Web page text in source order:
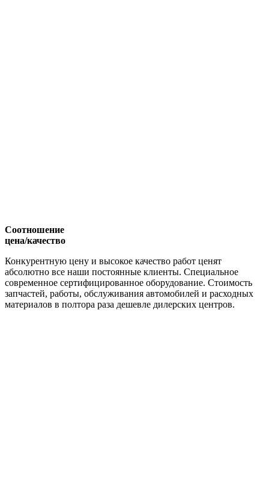
Соотношение
цена/качество
Конкурентную цену и высокое качество работ ценят
абсолютно все наши постоянные клиенты. Специальное
современное сертифицированное оборудование. Стоимость
запчастей, работы, обслуживания автомобилей и расходных
материалов в полтора раза дешевле дилерских центров.